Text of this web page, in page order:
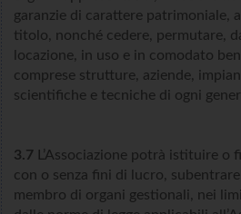
garanzie di carattere patrimoniale,
titolo, nonché cedere, permutare,
locazione, in uso e in comodato
comprese strutture, aziende,
scientifiche e tecniche di ogni
3.7 L’Associazione potrà istituire o
con o senza fini di lucro,
membro di organi gestionali, nei